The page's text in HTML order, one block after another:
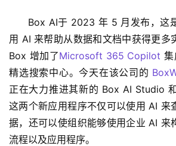
Box AI于 2023 年 5 月发布，这
用 AI 来帮助从数据和文档中获得更多
Box 增加了Microsoft 365 Copilot 集
精选搜索中心。今天在该公司的
正在大力推进其新的 Box AI Studio
这两个新应用程序不仅可以使用 AI 来
据，还可以使组织能够使用企业 AI 来
流程以及应用程序。